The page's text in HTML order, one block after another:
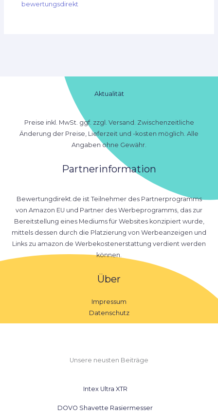
bewertungsdirekt
Aktualität
Preise inkl. MwSt. ggf. zzgl. Versand. Zwischenzeitliche
Änderung der Preise, Lieferzeit und -kosten möglich. Alle
Angaben ohne Gewähr.
Partnerinformation
Bewertungdirekt.de ist Teilnehmer des Partnerprogramms
von Amazon EU und Partner des Werbeprogramms, das zur
Bereitstellung eines Mediums für Websites konzipiert wurde,
mittels dessen durch die Platzierung von Werbeanzeigen und
Links zu amazon.de Werbekostenerstattung verdient werden
können.
Über
Impressum
Datenschutz
Unsere neusten Beiträge
Intex Ultra XTR
DOVO Shavette Rasiermesser